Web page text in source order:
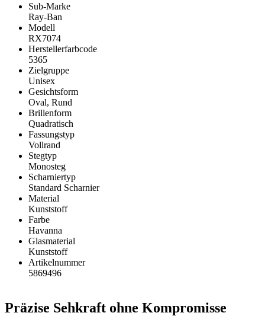
Sub-Marke
Ray-Ban
Modell
RX7074
Herstellerfarbcode
5365
Zielgruppe
Unisex
Gesichtsform
Oval, Rund
Brillenform
Quadratisch
Fassungstyp
Vollrand
Stegtyp
Monosteg
Scharniertyp
Standard Scharnier
Material
Kunststoff
Farbe
Havanna
Glasmaterial
Kunststoff
Artikelnummer
5869496
Präzise Sehkraft ohne Kompromisse